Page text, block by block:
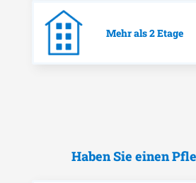
Mehr als 2 Etage
Haben Sie einen